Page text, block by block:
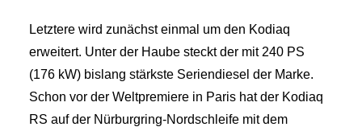
Letztere wird zunächst einmal um den Kodiaq
erweitert. Unter der Haube steckt der mit 240 PS
(176 kW) bislang stärkste Seriendiesel der Marke.
Schon vor der Weltpremiere in Paris hat der Kodiaq
RS auf der Nürburgring-Nordschleife mit dem